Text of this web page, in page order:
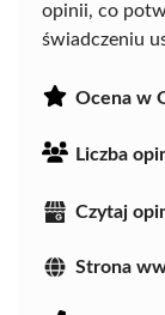
opinii, co
świadczeniu
Ocena w
Liczba
Czytaj
Strona